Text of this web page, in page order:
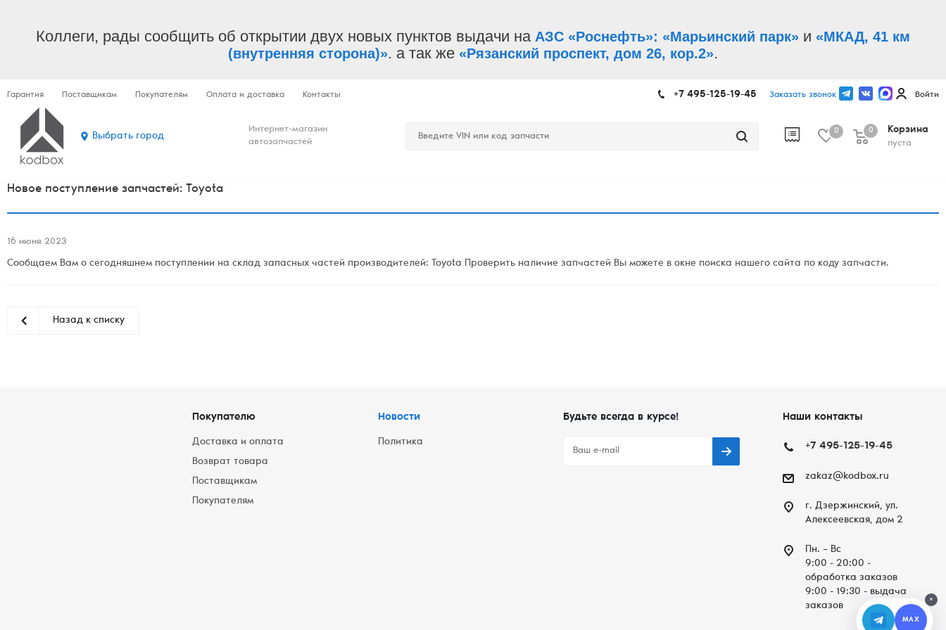
Коллеги, рады сообщить об открытии двух новых пунктов выдачи на АЗС «Роснефть»: «Марьинский парк» и «МКАД, 41 км
(внутренняя сторона)». а так же «Рязанский проспект, дом 26, кор.2».
Гарантия Поставщикам Покупателям Оплата и доставка Контакты +7 495-125-19-45 Заказать звонок Войти
Выбрать город
Интернет-магазин
автозапчастей
0
Корзина
пуста
0
Новое поступление запчастей: Toyota
16 июня 2023
Сообщаем Вам о сегодняшнем поступлении на склад запасных частей производителей: Toyota Проверить наличие запчастей Вы можете в окне поиска нашего сайта по коду запчасти.
Назад к списку
Покупателю
Доставка и оплата
Возврат товара
Поставщикам
Покупателям
Новости
Политика
Будьте всегда в курсе! Наши контакты
+7 495-125-19-45
zakaz@kodbox.ru
г. Дзержинский, ул.
Алексеевская, дом 2
Пн. – Вc
9:00 - 20:00 -
обработка заказов
9:00 - 19:30 - выдача
заказов
×
MAX